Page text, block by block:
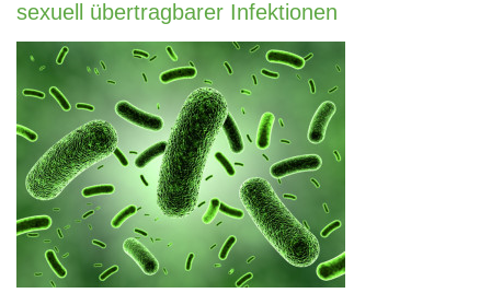
sexuell übertragbarer Infektionen